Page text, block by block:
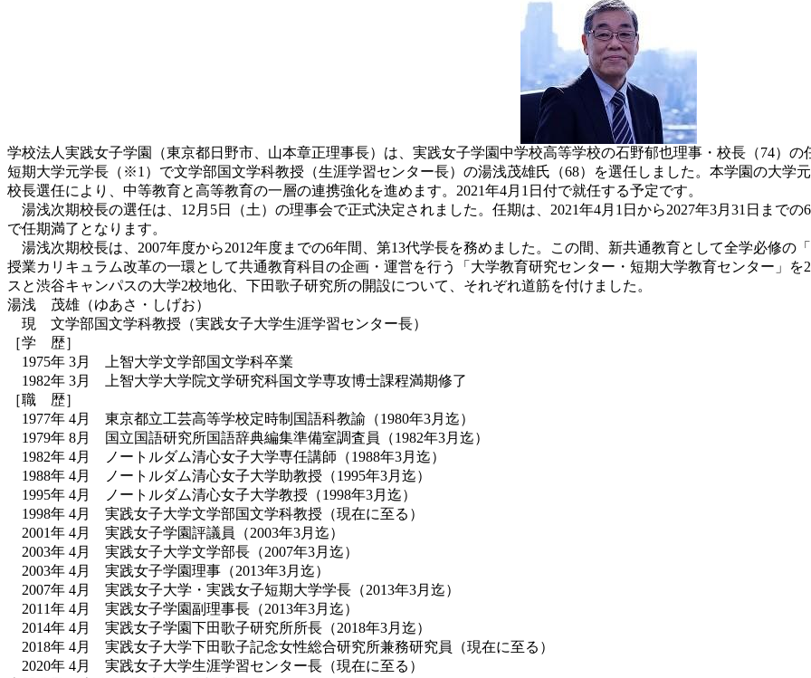
学校法人実践女子学園（東京都日野市、山本章正理事長）は、実践女子学園中学校高等学校の石野郁也理事・校長（74）
短期大学元学長（※1）で文学部国文学科教授（生涯学習センター長）の湯浅茂雄氏（68）を選任しました。本学園の大学
校長選任により、中等教育と高等教育の一層の連携強化を進めます。2021年4月1日付で就任する予定です。
湯浅次期校長の選任は、12月5日（土）の理事会で正式決定されました。任期は、2021年4月1日から2027年3月31日までの
で任期満了となります。
湯浅次期校長は、2007年度から2012年度までの6年間、第13代学長を務めました。この間、新共通教育として全学必修の
授業カリキュラム改革の一環として共通教育科目の企画・運営を行う「大学教育研究センター・短期大学教育センター」を
スと渋谷キャンパスの大学2校地化、下田歌子研究所の開設について、それぞれ道筋を付けました。
湯浅 茂雄（ゆあさ・しげお）
現 文学部国文学科教授（実践女子大学生涯学習センター長）
［学 歴］
1975年 3月 上智大学文学部国文学科卒業
1982年 3月 上智大学大学院文学研究科国文学専攻博士課程満期修了
［職 歴］
1977年 4月 東京都立工芸高等学校定時制国語科教諭（1980年3月迄）
1979年 8月 国立国語研究所国語辞典編集準備室調査員（1982年3月迄）
1982年 4月 ノートルダム清心女子大学専任講師（1988年3月迄）
1988年 4月 ノートルダム清心女子大学助教授（1995年3月迄）
1995年 4月 ノートルダム清心女子大学教授（1998年3月迄）
1998年 4月 実践女子大学文学部国文学科教授（現在に至る）
2001年 4月 実践女子学園評議員（2003年3月迄）
2003年 4月 実践女子大学文学部長（2007年3月迄）
2003年 4月 実践女子学園理事（2013年3月迄）
2007年 4月 実践女子大学・実践女子短期大学学長（2013年3月迄）
2011年 4月 実践女子学園副理事長（2013年3月迄）
2014年 4月 実践女子学園下田歌子研究所所長（2018年3月迄）
2018年 4月 実践女子大学下田歌子記念女性総合研究所兼務研究員（現在に至る）
2020年 4月 実践女子大学生涯学習センター長（現在に至る）